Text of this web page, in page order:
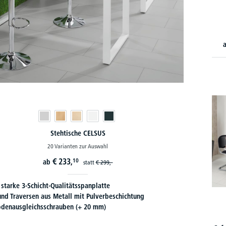
Stehtische CELSUS
20 Varianten zur Auswahl
ab € 233,10 statt€ 299,-
3-Schicht-Qualitätsspanplatte
Traversen aus Metall mit Pulverbeschichtung
(+ 20 mm)